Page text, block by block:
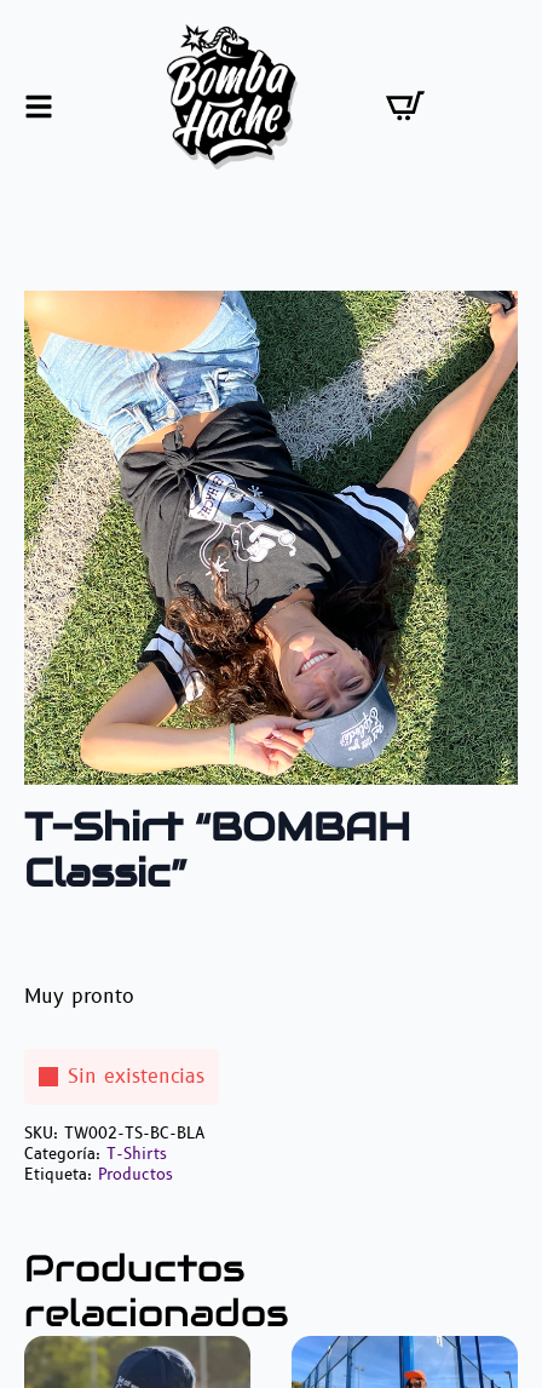
T-Shirt “BOMBAH
Classic”
Muy pronto
Sin existencias
SKU: TW002-TS-BC-BLA
Categoría: T-Shirts
Etiqueta: Productos
Productos
relacionados